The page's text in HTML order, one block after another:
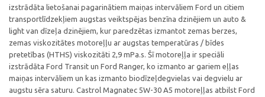
izstrādāta lietošanai pagarinātiem maiņas intervāliem Ford un citiem
transportlīdzekļiem augstas veiktspējas benzīna dzinējiem un auto &
light van dīzeļa dzinējiem, kur paredzētas izmantot zemas berzes,
zemas viskozitātes motoreļļu ar augstas temperatūras / bīdes
pretetības (HTHS) viskozitāti 2,9 mPa.s. Šī motoreļļa ir speciāli
izstrādāta Ford Transit un Ford Ranger, ko izmanto ar gariem eļļas
maiņas intervāliem un kas izmanto biodīzeļdegvielas vai degvielu ar
augstu sēra saturu. Castrol Magnatec 5W-30 A5 motoreļļas atbilst Ford